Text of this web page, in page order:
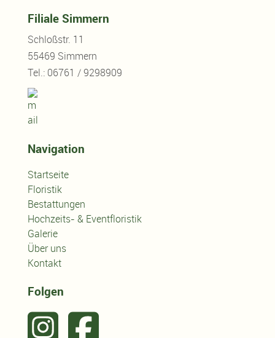
Filiale Simmern
Schloßstr. 11
55469 Simmern
Tel.: 06761 / 9298909
Navigation
Startseite
Floristik
Bestattungen
Hochzeits- & Eventfloristik
Galerie
Über uns
Kontakt
Folgen